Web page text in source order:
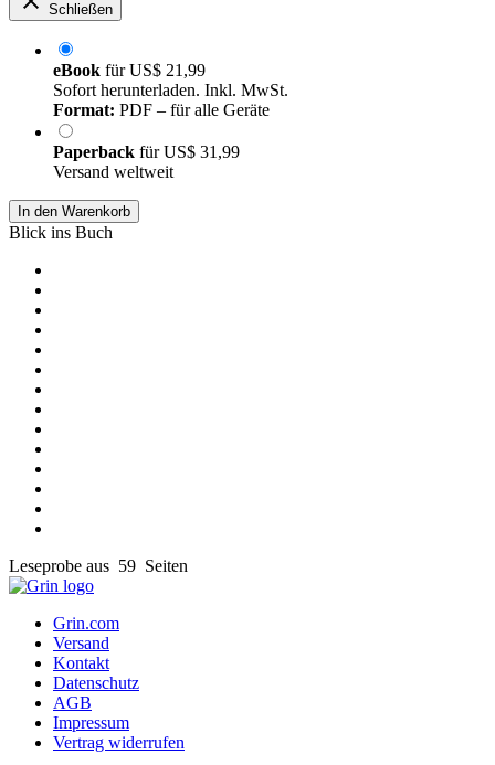
Schließen
eBook fürUS$ 21,99
Sofort herunterladen. Inkl. MwSt.
Format: PDF – für alle Geräte
Paperback fürUS$ 31,99
Versand weltweit
In den Warenkorb
Blick ins Buch
Leseprobe aus 59 Seiten
Grin.com
Versand
Kontakt
Datenschutz
AGB
Impressum
Vertrag widerrufen